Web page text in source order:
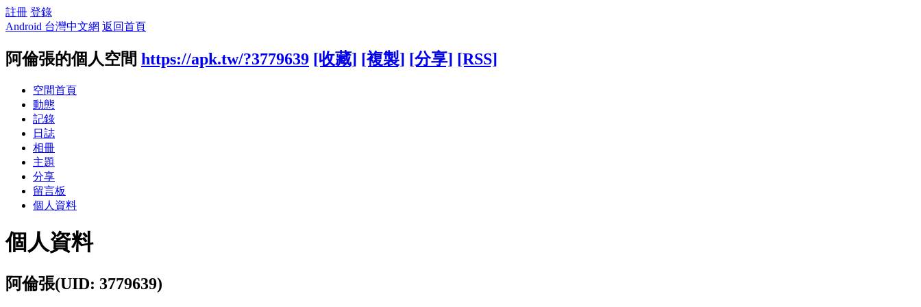
註冊 登錄
Android 台灣中文網 返回首頁
阿倫張的個人空間 https://apk.tw/?3779639 [收藏] [複製] [分享] [RSS]
空間首頁
動態
記錄
日誌
相冊
主題
分享
留言板
個人資料
個人資料
阿倫張(UID: 3779639)